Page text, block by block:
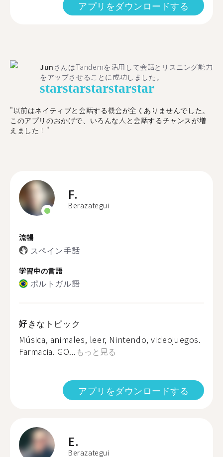
アプリをダウンロードする
Jun さんはTandemを活用して会話とリスニング能力
をアップさせることに成功しました。
starstarstarstarstar
"以前はネイティブと会話する機会が全くありませんでした。
このアプリのおかげで、いろんな人と会話するチャンスが増
えました！"
F.
Berazategui
流暢
スペイン手話
学習中の言語
ポルトガル語
好きなトピック
Música, animales, leer, Nintendo, videojuegos.
Farmacia. GO... もっと見る
アプリをダウンロードする
E.
Berazategui